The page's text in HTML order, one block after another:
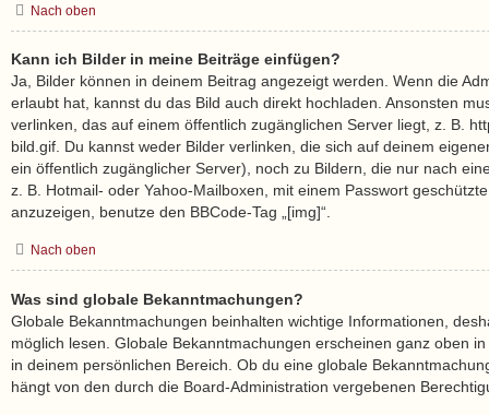
Nach oben
Kann ich Bilder in meine Beiträge einfügen?
Ja, Bilder können in deinem Beitrag angezeigt werden. Wenn die
erlaubt hat, kannst du das Bild auch direkt hochladen. Ansonsten
verlinken, das auf einem öffentlich zugänglichen Server liegt, z. B.
bild.gif. Du kannst weder Bilder verlinken, die sich auf deinem
ein öffentlich zugänglicher Server), noch zu Bildern, die nur nach
z. B. Hotmail- oder Yahoo-Mailboxen, mit einem Passwort
anzuzeigen, benutze den BBCode-Tag „[img]“.
Nach oben
Was sind globale Bekanntmachungen?
Globale Bekanntmachungen beinhalten wichtige Informationen,
möglich lesen. Globale Bekanntmachungen erscheinen ganz oben
in deinem persönlichen Bereich. Ob du eine globale
hängt von den durch die Board-Administration vergebenen